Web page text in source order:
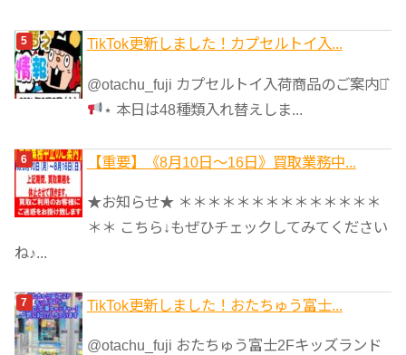
TikTok更新しました！カプセルトイ入...
@otachu_fuji カプセルトイ入荷商品のご案内⋆͛
⋆ 本日は48種類入れ替えしま...
【重要】《8月10日～16日》買取業務中...
★お知らせ★ ＊＊＊＊＊＊＊＊＊＊＊＊＊＊
＊＊ こちら↓もぜひチェックしてみてください
ね♪...
TikTok更新しました！おたちゅう富士...
@otachu_fuji おたちゅう富士2Fキッズランド